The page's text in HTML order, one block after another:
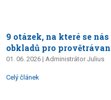
9 otázek, na které se
obkladů pro
01. 06. 2026 Administrátor Julius
Celý článek